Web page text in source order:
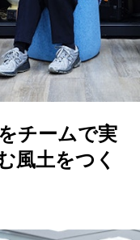
チームで実
風土をつく